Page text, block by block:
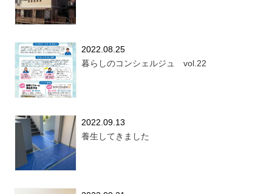
2022.08.25
暮らしのコンシェルジュ vol.22
2022.09.13
養生してきました